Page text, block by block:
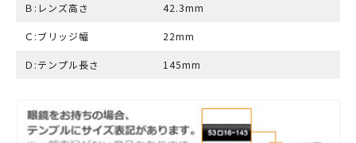
Ｂ:レンズ高さ 42.3mm
Ｃ:ブリッジ幅 22mm
Ｄ:テンプル長さ 145mm